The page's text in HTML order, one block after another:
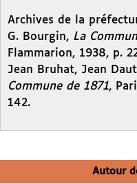
Archives de la
G. Bourgin, La
Flammarion, 1938, p.
Jean Bruhat, Jean
Commune de 1871,
142.
Autour